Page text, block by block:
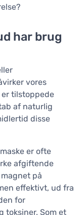
har brug
vores
tilstoppede
af naturlig
disse
er ofte
afgiftende
på
effektivt, ud fra
for
toksiner. Som et